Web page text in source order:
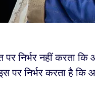
निर्भर नहीं करता
पर निर्भर करता है